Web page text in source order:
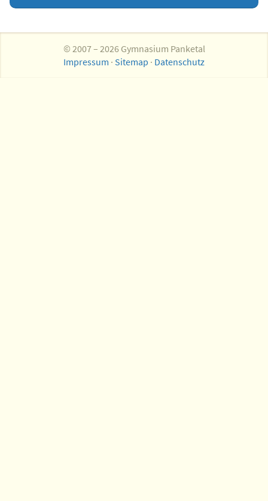
© 2007 – 2026 Gymnasium Panketal
Impressum · Sitemap · Datenschutz